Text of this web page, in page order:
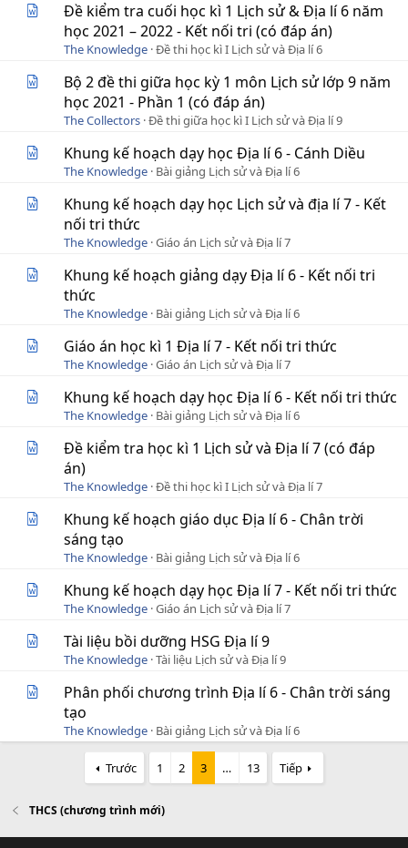
Đề kiểm tra cuối học kì 1 Lịch sử & Địa lí 6 năm
học 2021 – 2022 - Kết nối tri (có đáp án)
The Knowledge Đề thi học kì I Lịch sử và Địa lí 6
Bộ 2 đề thi giữa học kỳ 1 môn Lịch sử lớp 9 năm
học 2021 - Phần 1 (có đáp án)
The Collectors Đề thi giữa học kì I Lịch sử và Địa lí 9
Khung kế hoạch dạy học Địa lí 6 - Cánh Diều
The Knowledge Bài giảng Lịch sử và Địa lí 6
Khung kế hoạch dạy học Lịch sử và địa lí 7 - Kết
nối tri thức
The Knowledge Giáo án Lịch sử và Địa lí 7
Khung kế hoạch giảng dạy Địa lí 6 - Kết nối tri
thức
The Knowledge Bài giảng Lịch sử và Địa lí 6
Giáo án học kì 1 Địa lí 7 - Kết nối tri thức
The Knowledge Giáo án Lịch sử và Địa lí 7
Khung kế hoạch dạy học Địa lí 6 - Kết nối tri thức
The Knowledge Bài giảng Lịch sử và Địa lí 6
Đề kiểm tra học kì 1 Lịch sử và Địa lí 7 (có đáp
án)
The Knowledge Đề thi học kì I Lịch sử và Địa lí 7
Khung kế hoạch giáo dục Địa lí 6 - Chân trời
sáng tạo
The Knowledge Bài giảng Lịch sử và Địa lí 6
Khung kế hoạch dạy học Địa lí 7 - Kết nối tri thức
The Knowledge Giáo án Lịch sử và Địa lí 7
Tài liệu bồi dưỡng HSG Địa lí 9
The Knowledge Tài liệu Lịch sử và Địa lí 9
Phân phối chương trình Địa lí 6 - Chân trời sáng
tạo
The Knowledge Bài giảng Lịch sử và Địa lí 6
Trước 1 2 3 … 13 Tiếp
THCS (chương trình mới)